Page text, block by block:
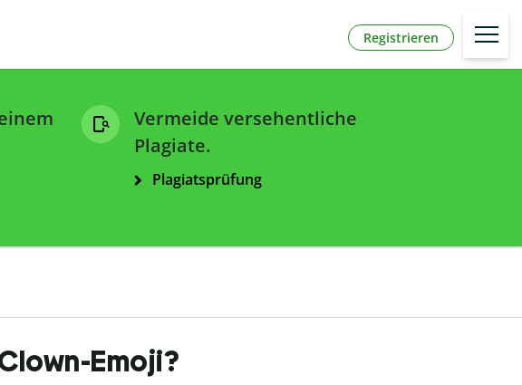
Registrieren
Vermeide versehentliche
Plagiate.
Plagiatsprüfung
Emoji?